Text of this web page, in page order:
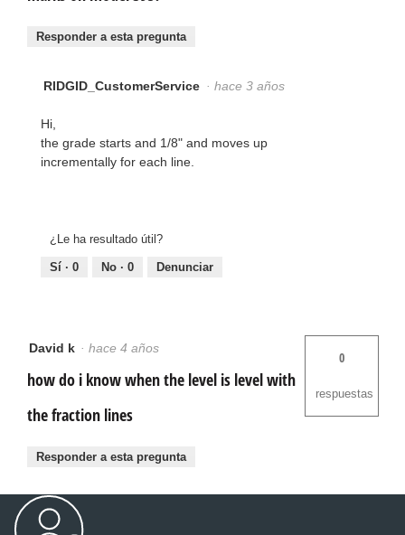
Responder a esta pregunta
RIDGID_CustomerService · hace 3 años
Hi,
the grade starts and 1/8" and moves up
incrementally for each line.
¿Le ha resultado útil?
Sí · 0 No · 0 Denunciar
David k · hace 4 años
how do i know when the level is level with
the fraction lines
0
respuestas
Responder a esta pregunta